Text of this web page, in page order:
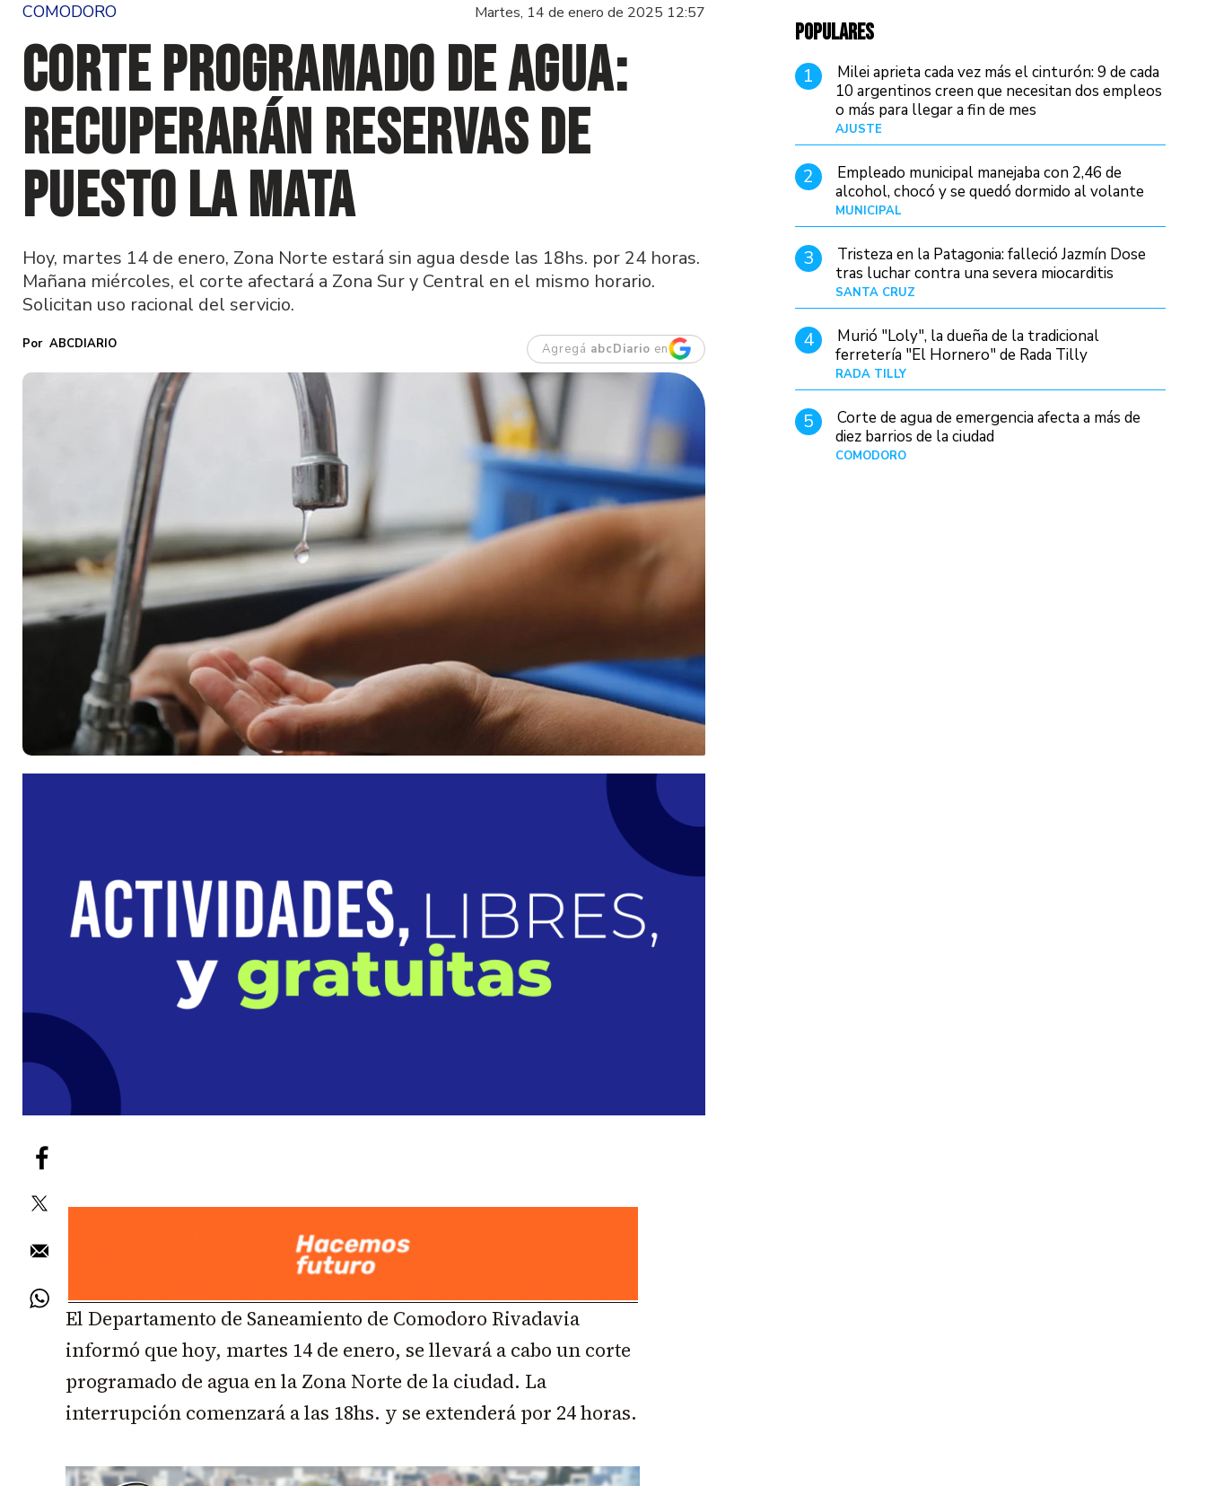
COMODORO Martes, 14 de enero de 2025 12:57
Corte programado de agua:
recuperarán reservas de
Puesto La Mata
Hoy, martes 14 de enero, Zona Norte estará sin agua desde las 18hs. por 24 horas.
Mañana miércoles, el corte afectará a Zona Sur y Central en el mismo horario.
Solicitan uso racional del servicio.
ABCDIARIO Agregá abcDiario en
El Departamento de Saneamiento de Comodoro Rivadavia
informó que hoy, martes 14 de enero, se llevará a cabo un corte
programado de agua en la Zona Norte de la ciudad. La
interrupción comenzará a las 18hs. y se extenderá por 24 horas.
POPULARES
1
Milei aprieta cada vez más el cinturón: 9 de cada
10 argentinos creen que necesitan dos empleos
o más para llegar a fin de mes
AJUSTE
2
Empleado municipal manejaba con 2,46 de
alcohol, chocó y se quedó dormido al volante
MUNICIPAL
3
Tristeza en la Patagonia: falleció Jazmín Dose
tras luchar contra una severa miocarditis
SANTA CRUZ
4
Murió "Loly", la dueña de la tradicional
ferretería "El Hornero" de Rada Tilly
RADA TILLY
5
Corte de agua de emergencia afecta a más de
diez barrios de la ciudad
COMODORO